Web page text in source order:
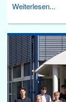
Weiterlesen...